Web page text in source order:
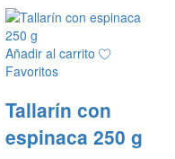
Añadir al carrito
Favoritos
Tallarín con
espinaca 250 g